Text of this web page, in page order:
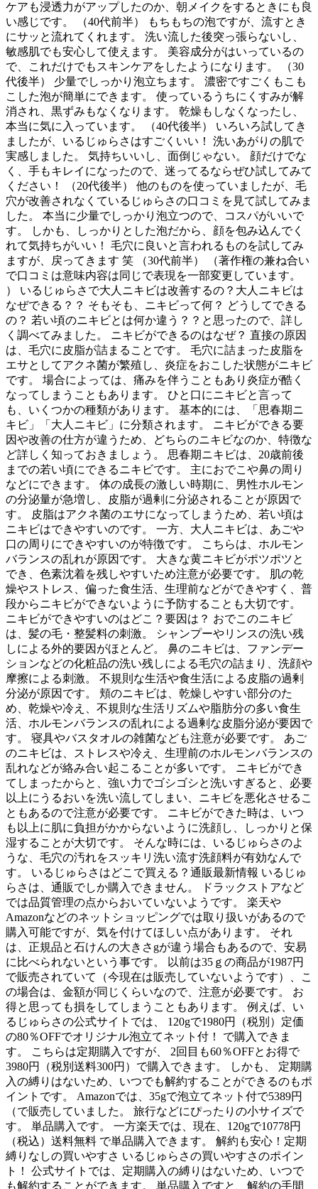
ケアも浸透力がアップしたのか、朝メイクをするときにも良
い感じです。 （40代前半） もちもちの泡ですが、流すとき
にサッと流れてくれます。 洗い流した後突っ張らないし、
敏感肌でも安心して使えます。 美容成分がはいっているの
で、これだけでもスキンケアをしたようになります。 （30
代後半） 少量でしっかり泡立ちます。 濃密ですごくもこも
こした泡が簡単にできます。 使っているうちにくすみが解
消され、黒ずみもなくなります。 乾燥もしなくなったし、
本当に気に入っています。 （40代後半） いろいろ試してき
ましたが、いるじゅらさはすごくいい！ 洗いあがりの肌で
実感しました。 気持ちいいし、面倒じゃない。 顔だけでな
く、手もキレイになったので、迷ってるならぜひ試してみて
ください！ （20代後半） 他のものを使っていましたが、毛
穴が改善されなくているじゅらさの口コミを見て試してみま
した。 本当に少量でしっかり泡立つので、コスパがいいで
す。 しかも、しっかりとした泡だから、顔を包み込んでく
れて気持ちがいい！ 毛穴に良いと言われるものを試してみ
ますが、戻ってきます 笑 （30代前半） （著作権の兼ね合い
で口コミは意味内容は同じで表現を一部変更しています。
） いるじゅらさで大人ニキビは改善するの？大人ニキビは
なぜできる？？ そもそも、ニキビって何？ どうしてできる
の？ 若い頃のニキビとは何か違う？？と思ったので、詳し
く調べてみました。 ニキビができるのはなぜ？ 直接の原因
は、毛穴に皮脂が詰まることです。 毛穴に詰まった皮脂を
エサとしてアクネ菌が繁殖し、炎症をおこした状態がニキビ
です。 場合によっては、痛みを伴うこともあり炎症が酷く
なってしまうこともあります。 ひと口にニキビと言って
も、いくつかの種類があります。 基本的には、「思春期ニ
キビ」「大人ニキビ」に分類されます。 ニキビができる要
因や改善の仕方が違うため、どちらのニキビなのか、特徴な
ど詳しく知っておきましょう。 思春期ニキビは、20歳前後
までの若い頃にできるニキビです。 主におでこや鼻の周り
などにできます。 体の成長の激しい時期に、男性ホルモン
の分泌量が急増し、皮脂が過剰に分泌されることが原因で
す。 皮脂はアクネ菌のエサになってしまうため、若い頃は
ニキビはできやすいのです。 一方、大人ニキビは、あごや
口の周りにできやすいのが特徴です。 こちらは、ホルモン
バランスの乱れが原因です。 大きな黄ニキビがポツポツと
でき、色素沈着を残しやすいため注意が必要です。 肌の乾
燥やストレス、偏った食生活、生理前などができやすく、普
段からニキビができないように予防することも大切です。
ニキビができやすいのはどこ？要因は？ おでこのニキビ
は、髪の毛・整髪料の刺激。 シャンプーやリンスの洗い残
しによる外的要因がほとんど。 鼻のニキビは、ファンデー
ションなどの化粧品の洗い残しによる毛穴の詰まり、洗顔や
摩擦による刺激。 不規則な生活や食生活による皮脂の過剰
分泌が原因です。 頬のニキビは、乾燥しやすい部分のた
め、乾燥や冷え、不規則な生活リズムや脂肪分の多い食生
活、ホルモンバランスの乱れによる過剰な皮脂分泌が要因で
す。 寝具やバスタオルの雑菌なども注意が必要です。 あご
のニキビは、ストレスや冷え、生理前のホルモンバランスの
乱れなどが絡み合い起こることが多いです。 ニキビができ
てしまったからと、強い力でゴシゴシと洗いすぎると、必要
以上にうるおいを洗い流してしまい、ニキビを悪化させるこ
ともあるので注意が必要です。 ニキビができた時は、いつ
も以上に肌に負担がかからないように洗顔し、しっかりと保
湿することが大切です。 そんな時には、いるじゅらさのよ
うな、毛穴の汚れをスッキリ洗い流す洗顔料が有効なんで
す。 いるじゅらさはどこで買える？通販最新情報 いるじゅ
らさは、通販でしか購入できません。 ドラックストアなど
では品質管理の点からおいていないようです。 楽天や
Amazonなどのネットショッピングでは取り扱いがあるので
購入可能ですが、気を付けてほしい点があります。 それ
は、正規品と石けんの大きさgが違う場合もあるので、安易
に比べられないという事です。 以前は35ｇの商品が1987円
で販売されていて（今現在は販売していないようです）、こ
の場合は、金額が同じくらいなので、注意が必要です。 お
得と思っても損をしてしまうこともあります。 例えば、い
るじゅらさの公式サイトでは、 120gで1980円（税別）定価
の80％OFFでオリジナル泡立てネット付！ で購入できま
す。 こちらは定期購入ですが、 2回目も60％OFFとお得で
3980円（税別送料300円）で購入できます。 しかも、 定期購
入の縛りはないため、いつでも解約することができるのもポ
イントです。 Amazonでは、35gで泡立てネット付で5389円
（で販売していました。 旅行などにぴったりの小サイズで
す。 単品購入です。 一方楽天では、現在、120gで10778円
（税込）送料無料 で単品購入できます。 解約も安心！定期
縛りなしの買いやすさ いるじゅらさの買いやすさのポイン
ト！ 公式サイトでは、定期購入の縛りはないため、いつで
も解約することができます。 単品購入ですと、解約の手間